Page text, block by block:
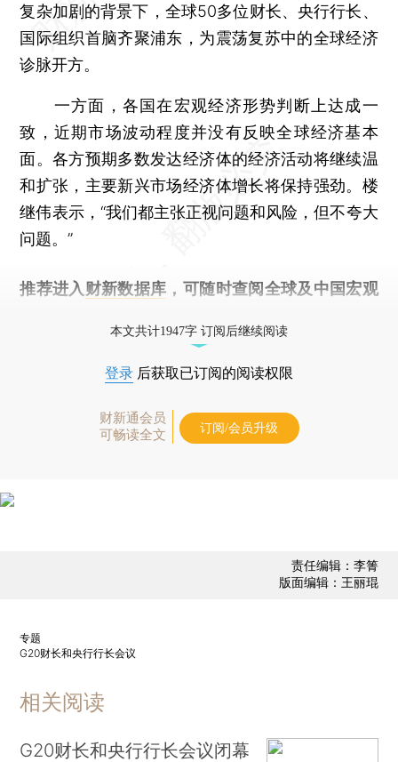
复杂加剧的背景下，全球50多位财长、央行行长、
国际组织首脑齐聚浦东，为震荡复苏中的全球经济
诊脉开方。
一方面，各国在宏观经济形势判断上达成一
致，近期市场波动程度并没有反映全球经济基本
面。各方预期多数发达经济体的经济活动将继续温
和扩张，主要新兴市场经济体增长将保持强劲。楼
继伟表示，“我们都主张正视问题和风险，但不夸大
问题。”
推荐进入 财新数据库 ，可随时查阅全球及中国宏观
本文共计1947字 订阅后继续阅读
登录 后获取已订阅的阅读权限
财新通会员
可畅读全文
订阅/会员升级
责任编辑：李箐
版面编辑：王丽琨
专题
G20财长和央行行长会议
相关阅读
G20财长和央行行长会议闭幕